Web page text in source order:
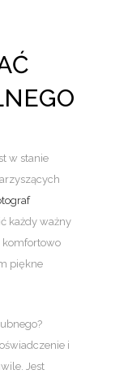
w stanie
każdy ważny
komfortowo
piękne
i
Jest